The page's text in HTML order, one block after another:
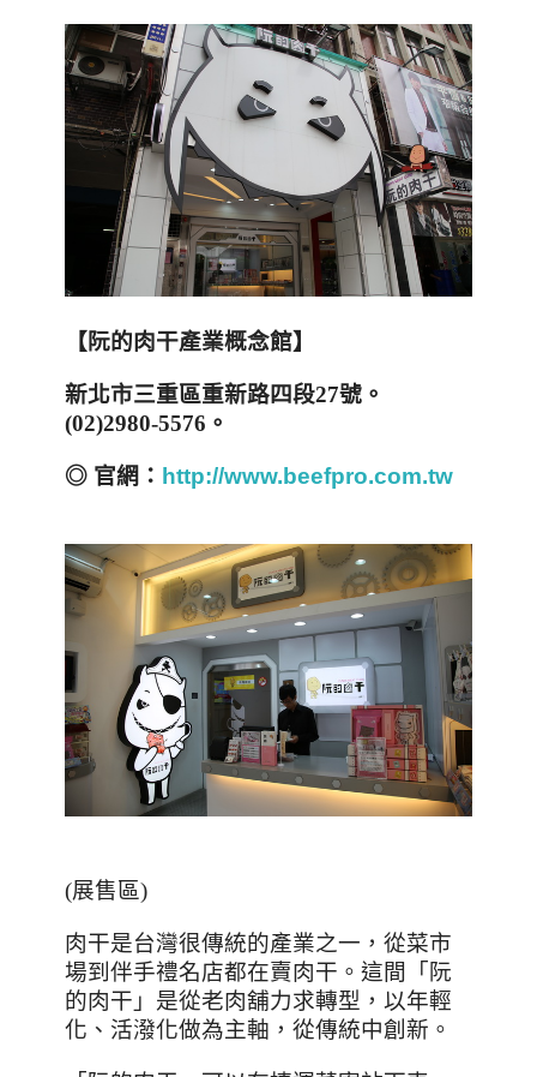
【阮的肉干產業概念館】
新北市三重區重新路四段27號。
(02)2980-5576 。
◎ 官網： http://www.beefpro.com.tw
(展售區)
肉干是台灣很傳統的產業之一，從菜市
場到伴手禮名店都在賣肉干。這間「阮
的肉干」是從老肉舖力求轉型，以年輕
化、活潑化做為主軸，從傳統中創新。